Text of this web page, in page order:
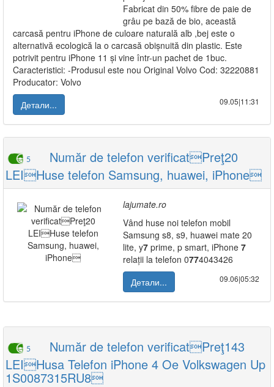
Fabricat din 50% fibre de paie de
grâu pe bază de bio, această
carcasă pentru iPhone de culoare naturală alb ,bej este o
alternativă ecologică la o carcasă obișnuită din plastic. Este
potrivit pentru iPhone 11 și vine într-un pachet de 1buc.
Caracteristici: -Produsul este nou Original Volvo Cod: 32220881
Producator: Volvo
Детали...
09.05|11:31
5
Număr de telefon verificatPreţ20
LEIHuse telefon Samsung, huawei, iPhone
lajumate.ro
Vând huse noi telefon mobil
Samsung s8, s9, huawei mate 20
lite, y7 prime, p smart, iPhone 7
relații la telefon 0774043426
Детали...
09.06|05:32
5
Număr de telefon verificatPreţ143
LEIHusa Telefon iPhone 4 Oe Volkswagen Up
1S0087315RU8